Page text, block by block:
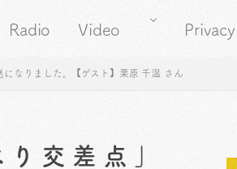
Radio Video
になりました。【ゲスト】栗原 千温 さん
交差点」